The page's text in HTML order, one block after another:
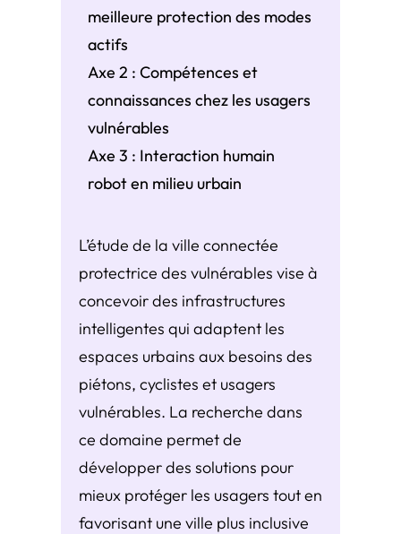
meilleure protection des modes
actifs
Axe 2 : Compétences et
connaissances chez les usagers
vulnérables
Axe 3 : Interaction humain
robot en milieu urbain
L’étude de la ville connectée
protectrice des vulnérables vise à
concevoir des infrastructures
intelligentes qui adaptent les
espaces urbains aux besoins des
piétons, cyclistes et usagers
vulnérables. La recherche dans
ce domaine permet de
développer des solutions pour
mieux protéger les usagers tout en
favorisant une ville plus inclusive